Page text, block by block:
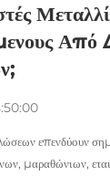
Από
επενδύουν
μαραθώνιων,